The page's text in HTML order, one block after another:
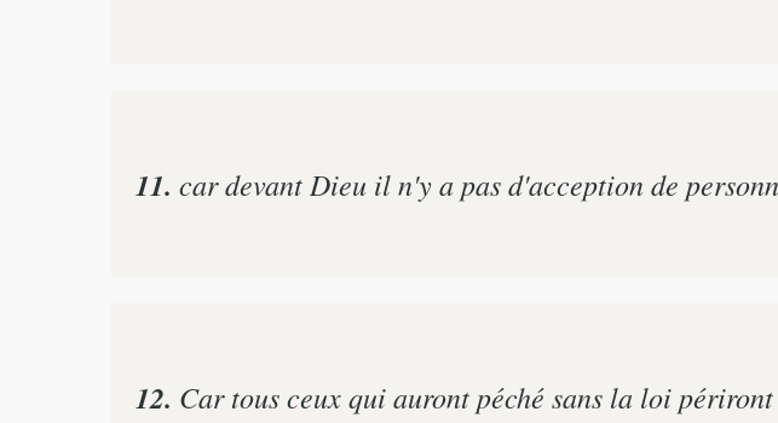
11. car devant Dieu il n'y a pas d'acception de
12. Car tous ceux qui auront péché sans la loi